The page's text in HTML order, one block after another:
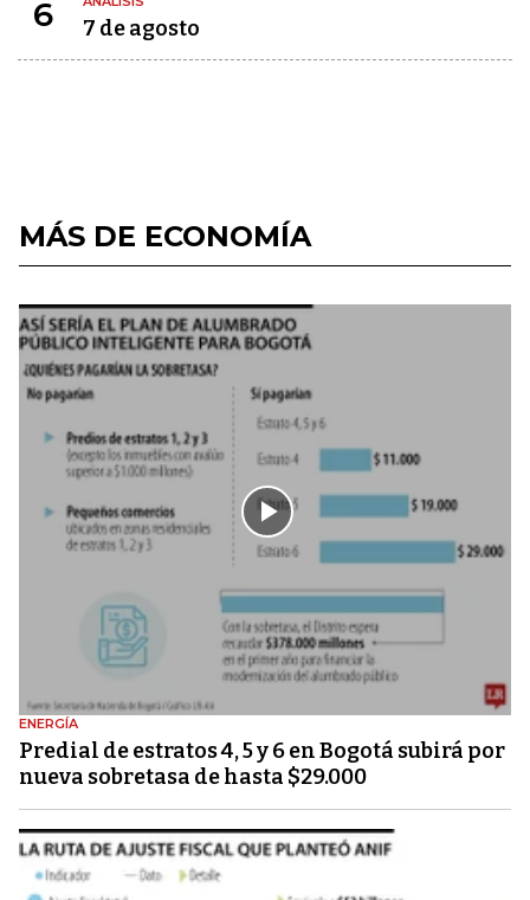
6 7 de agosto
MÁS DE ECONOMÍA
ENERGÍA
Predial de estratos 4, 5 y 6 en Bogotá subirá por
nueva sobretasa de hasta $29.000